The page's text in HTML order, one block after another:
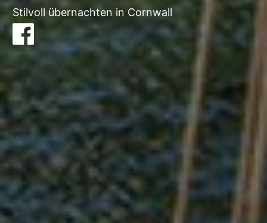
Stilvoll übernachten in Cornwall